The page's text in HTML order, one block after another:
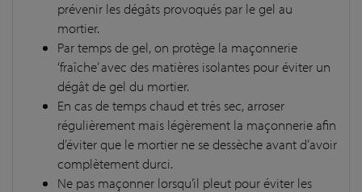
prévenir les dégâts provoqués par le gel au
mortier.
Par temps de gel, on protège la maçonnerie
‘fraîche’ avec des matières isolantes pour éviter un
dégât de gel du mortier.
En cas de temps chaud et très sec, arroser
régulièrement mais légèrement la maçonnerie afin
d’éviter que le mortier ne se dessèche avant d’avoir
complètement durci.
Ne pas maçonner lorsqu’il pleut pour éviter les